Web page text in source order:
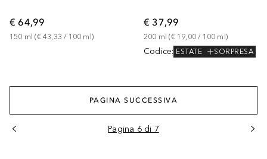
€ 64,99
150 ml (€ 43,33 / 100 ml )
€ 37,99
200 ml (€ 19,00 / 100 ml )
Codice: ESTATE SORPRESA
PAGINA SUCCESSIVA
Pagina 6 di 7